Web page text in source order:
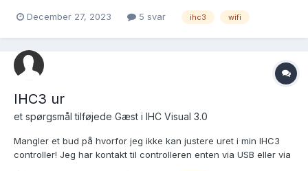
stikkontakter er helt døde. Min halvuduelige elektrikerkammerat
December 27, 2023 5 svar ihc3 wifi
IHC3 ur
et spørgsmål tilføjede Gæst i IHC Visual 3.0
Mangler et bud på hvorfor jeg ikke kan justere uret i min IHC3
controller! Jeg har kontakt til controlleren enten via USB eller via